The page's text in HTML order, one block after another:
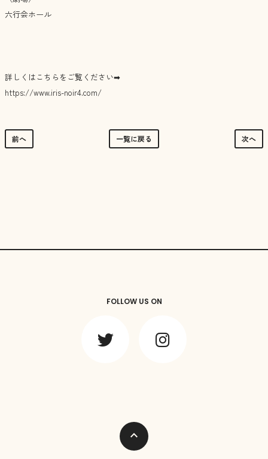
六行会ホール
詳しくはこちらをご覧ください➡︎
https://www.iris-noir4.com/
前へ 一覧に戻る 次へ
FOLLOW US ON
expand_less